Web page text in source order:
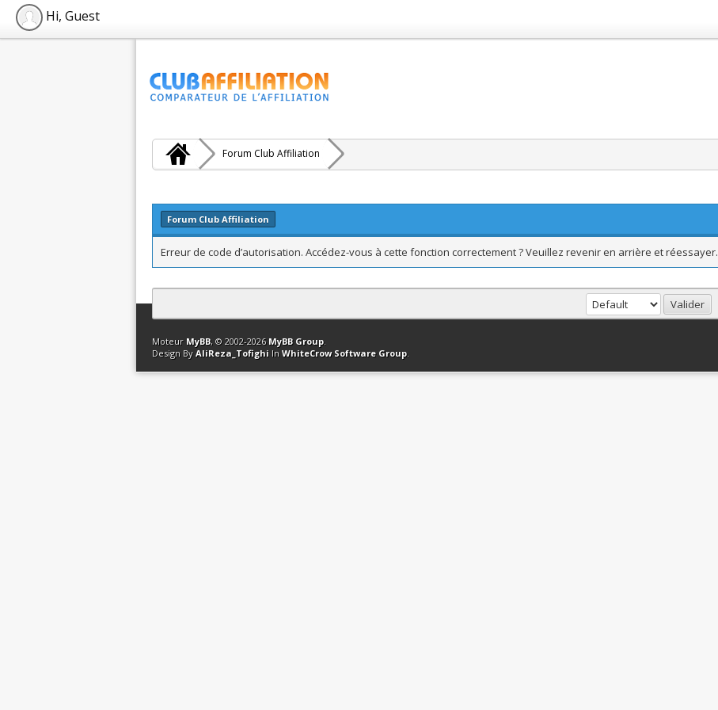
Hi, Guest
Forum Club Affiliation
Forum Club Affiliation
Erreur de code d’autorisation. Accédez-vous à cette fonction correctement ? Veuillez revenir en arrière et réessayer.
Contact Club Affiliation Retourner en haut Version bas-débit (Archivé) Syndication RSS
Moteur MyBB, © 2002-2026 MyBB Group.
Design By AliReza_Tofighi In WhiteCrow Software Group.